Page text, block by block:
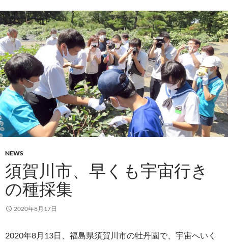
NEWS
須賀川市、早くも宇宙行き
の種採集
2020年8月17日
2020年8月13日、福島県須賀川市の牡丹園で、宇宙へいく